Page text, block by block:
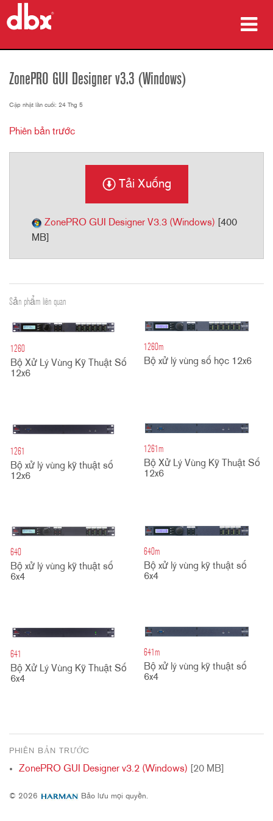
Ngôn ngữ/Khu vực
ZonePRO GUI Designer v3.3 (Windows)
Cập nhật lần cuối: 24 Thg 5
Phiên bản trước
Tải Xuống
ZonePRO GUI Designer V3.3 (Windows) [400
MB]
Sản phẩm liên quan
1260
Bộ Xử Lý Vùng Kỹ Thuật Số
12x6
1260m
Bộ xử lý vùng số học 12x6
1261
Bộ xử lý vùng kỹ thuật số
12x6
1261m
Bộ Xử Lý Vùng Kỹ Thuật Số
12x6
640
Bộ xử lý vùng kỹ thuật số
6x4
640m
Bộ xử lý vùng kỹ thuật số
6x4
641
Bộ Xử Lý Vùng Kỹ Thuật Số
6x4
641m
Bộ xử lý vùng kỹ thuật số
6x4
PHIÊN BẢN TRƯỚC
ZonePRO GUI Designer v3.2 (Windows) [20 MB]
© 2026 Bảo lưu mọi quyền.